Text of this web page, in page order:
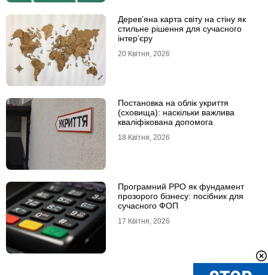
Дерев’яна карта світу на стіну як
стильне рішення для сучасного
інтер’єру
20 Квітня, 2026
Постановка на облік укриття
(сховища): наскільки важлива
кваліфікована допомога
18 Квітня, 2026
Програмний РРО як фундамент
прозорого бізнесу: посібник для
сучасного ФОП
17 Квітня, 2026